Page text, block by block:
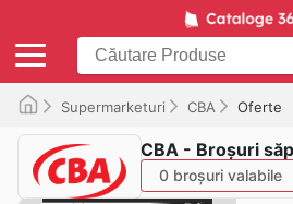
Supermarketuri CBA Oferte
CBA - Broșuri
0 broșuri valabile